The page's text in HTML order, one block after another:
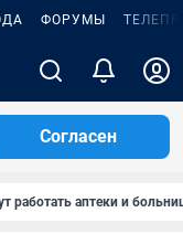
ФОРУМЫ
Согласен
работать аптеки и